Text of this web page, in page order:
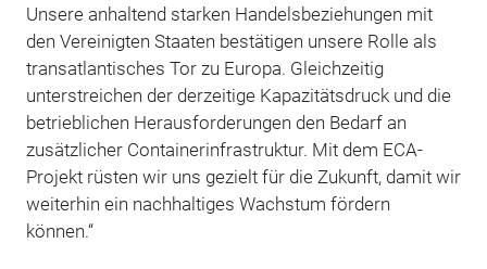
Unsere anhaltend starken Handelsbeziehungen mit
den Vereinigten Staaten bestätigen unsere Rolle als
transatlantisches Tor zu Europa. Gleichzeitig
unterstreichen der derzeitige Kapazitätsdruck und die
betrieblichen Herausforderungen den Bedarf an
zusätzlicher Containerinfrastruktur. Mit dem ECA-
Projekt rüsten wir uns gezielt für die Zukunft, damit wir
weiterhin ein nachhaltiges Wachstum fördern
können.“